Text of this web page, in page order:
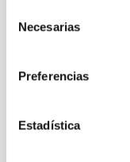
Necesarias
Preferencias
Estadística